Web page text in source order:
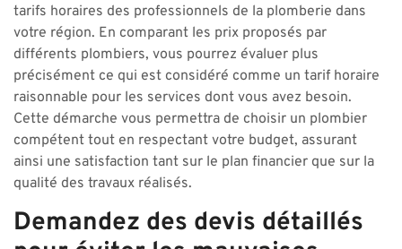
tarifs horaires des professionnels de la plomberie dans
votre région. En comparant les prix proposés par
différents plombiers, vous pourrez évaluer plus
précisément ce qui est considéré comme un tarif horaire
raisonnable pour les services dont vous avez besoin.
Cette démarche vous permettra de choisir un plombier
compétent tout en respectant votre budget, assurant
ainsi une satisfaction tant sur le plan financier que sur la
qualité des travaux réalisés.
Demandez des devis détaillés